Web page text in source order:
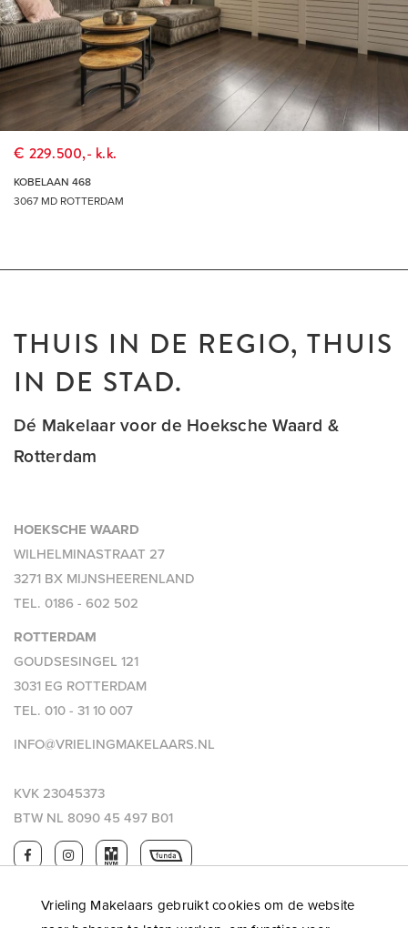
Vrieling Makelaars gebruikt cookies om de website
€ 229.500,- k.k.
KOBELAAN 468
3067 MD ROTTERDAM
THUIS IN DE REGIO, THUIS
IN DE STAD.
Dé Makelaar voor de Hoeksche Waard &
Rotterdam
HOEKSCHE WAARD
WILHELMINASTRAAT 27
3271 BX MIJNSHEERENLAND
TEL. 0186 - 602 502
ROTTERDAM
GOUDSESINGEL 121
3031 EG ROTTERDAM
TEL. 010 - 31 10 007
INFO@VRIELINGMAKELAARS.NL
KVK 23045373
BTW NL 8090 45 497 B01